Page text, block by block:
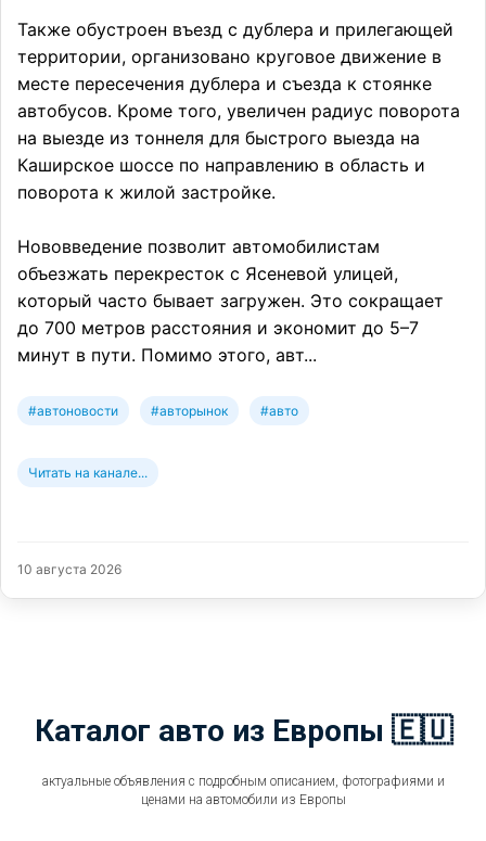
Также обустроен въезд с дублера и прилегающей
территории, организовано круговое движение в
месте пересечения дублера и съезда к стоянке
автобусов. Кроме того, увеличен радиус поворота
на выезде из тоннеля для быстрого выезда на
Каширское шоссе по направлению в область и
поворота к жилой застройке.
Нововведение позволит автомобилистам
объезжать перекресток с Ясеневой улицей,
который часто бывает загружен. Это сокращает
до 700 метров расстояния и экономит до 5–7
минут в пути. Помимо этого, авт...
#автоновости #авторынок #авто
Читать на канале...
10 августа 2026
Каталог авто из Европы 🇪🇺
актуальные объявления с подробным описанием, фотографиями и
ценами на автомобили из Европы